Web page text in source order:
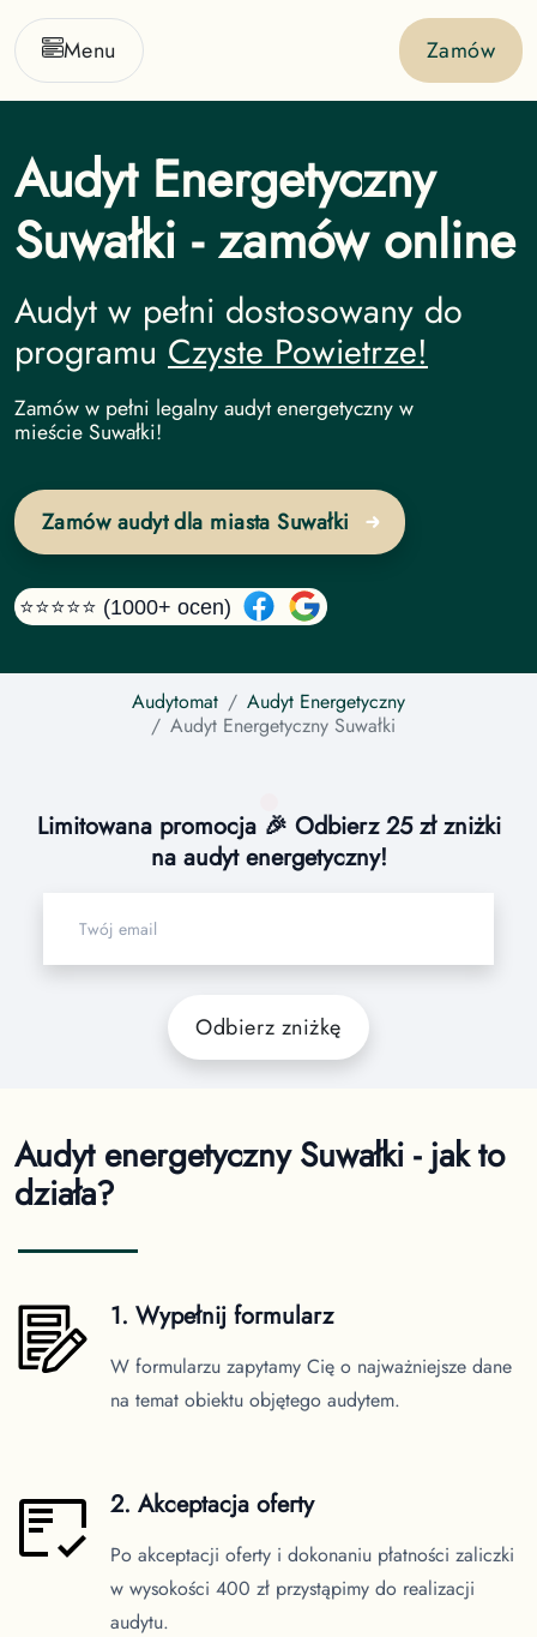
Menu Zamów
Audyt Energetyczny
Suwałki - zamów online
Audyt w pełni dostosowany do
programu Czyste Powietrze!
Audyt Energetyczny undefined
Zamów w pełni legalny audyt energetyczny w
mieście Suwałki!
Zamów audyt dla miasta Suwałki
⭐⭐⭐⭐⭐ (1000+ ocen)
Audytomat
Audyt Energetyczny
Audyt Energetyczny Suwałki
Limitowana promocja 🎉 Odbierz 25 zł zniżki
na audyt energetyczny!
Odbierz zniżkę
Audyt energetyczny Suwałki - jak to
działa?
1. Wypełnij formularz
W formularzu zapytamy Cię o najważniejsze dane
na temat obiektu objętego audytem.
2. Akceptacja oferty
Po akceptacji oferty i dokonaniu płatności zaliczki
w wysokości 400 zł przystąpimy do realizacji
audytu.